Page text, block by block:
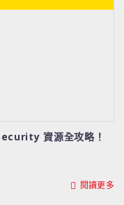
資源全攻略！
閱讀更多